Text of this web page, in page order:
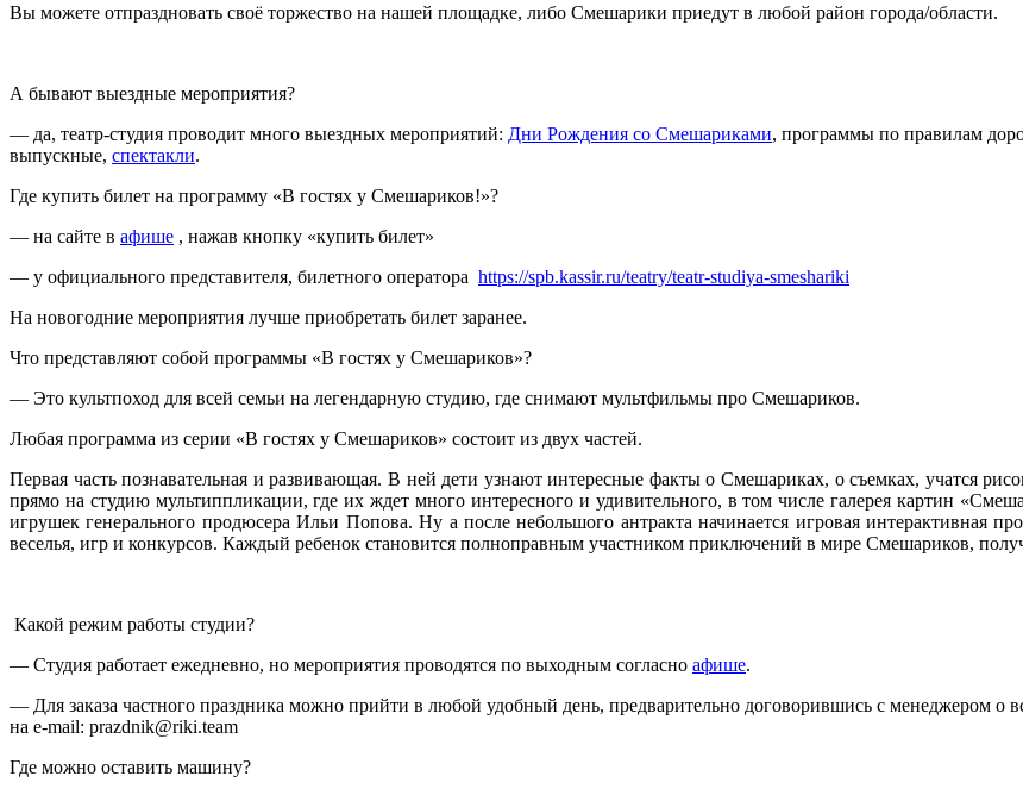
Вы можете отпраздновать своё торжество на нашей площадке, либо Смешарики приедут в любой район города/области.
А бывают выездные мероприятия?
— да, театр-студия проводит много выездных мероприятий: Дни Рождения со Смешариками, программы по правилам
выпускные, спектакли.
Где купить билет на программу «В гостях у Смешариков!»?
— на сайте в афише , нажав кнопку «купить билет»
— у официального представителя, билетного оператора https://spb.kassir.ru/teatry/teatr-studiya-smeshariki
На новогодние мероприятия лучше приобретать билет заранее.
Что представляют собой программы «В гостях у Смешариков»?
— Это культпоход для всей семьи на легендарную студию, где снимают мультфильмы про Смешариков.
Любая программа из серии «В гостях у Смешариков» состоит из двух частей.
Первая часть познавательная и развивающая. В ней дети узнают интересные факты о Смешариках, о съемках, учатся
прямо на студию мультиппликации, где их ждет много интересного и удивительного, в том числе галерея картин
игрушек генерального продюсера Ильи Попова. Ну а после небольшого антракта начинается игровая интерактивная
веселья, игр и конкурсов. Каждый ребенок становится полноправным участником приключений в мире Смешариков,
Какой режим работы студии?
— Студия работает ежедневно, но мероприятия проводятся по выходным согласно афише.
— Для заказа частного праздника можно прийти в любой удобный день, предварительно договорившись с менеджером о
на e-mail: prazdnik@riki.team
Где можно оставить машину?